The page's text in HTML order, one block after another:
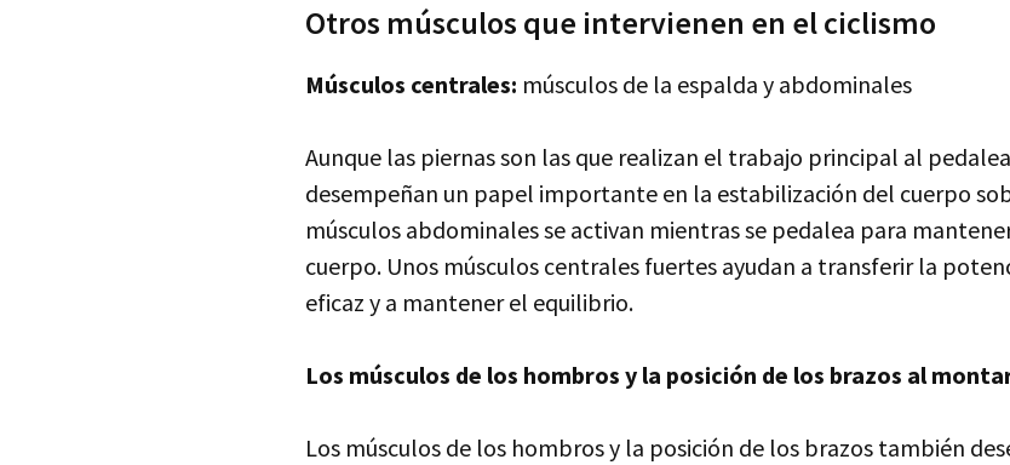
Otros músculos que intervienen en el ciclismo
Músculos centrales: músculos de la espalda y abdominales
Aunque las piernas son las que realizan el trabajo principal al
desempeñan un papel importante en la estabilización del cuerpo
músculos abdominales se activan mientras se pedalea para
cuerpo. Unos músculos centrales fuertes ayudan a transferir la
eficaz y a mantener el equilibrio.
Los músculos de los hombros y la posición de los brazos al
Los músculos de los hombros y la posición de los brazos también